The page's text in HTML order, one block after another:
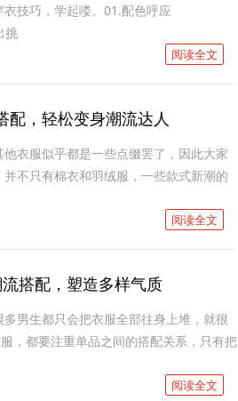
技巧，学起喽。01.配色呼应
挑
阅读全文
配，轻松变身潮流达人
衣服似乎都是一些点缀罢了，因此大家
不只有棉衣和羽绒服，一些款式新潮的
阅读全文
搭配，塑造多样气质
男生都只会把衣服全部往身上堆，就很
，都要注重单品之间的搭配关系，只有把
阅读全文